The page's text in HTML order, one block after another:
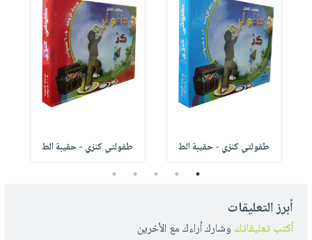
طفولتي كنزي - حقيبة الط طفولتي كنزي - حقيبة الط
1
2
3
4
5
أبرز التعليقات
أكتب تعليقاتك وشارك أراءك مع الأخرين